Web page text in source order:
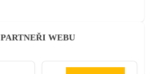
PARTNEŘI WEBU